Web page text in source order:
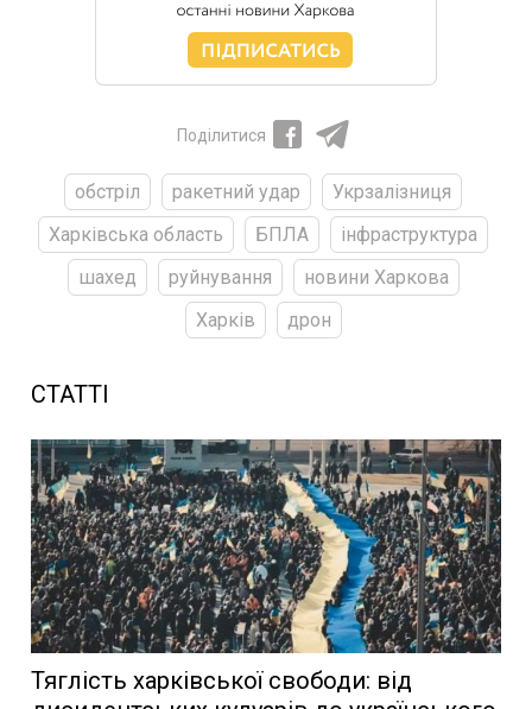
Поділитися
обстріл ракетний удар
Укрзалізниця
Харківська область
БПЛА
інфраструктура
шахед
руйнування
новини Харкова
Харків
дрон
СТАТТІ
Тяглість харківської свободи: від